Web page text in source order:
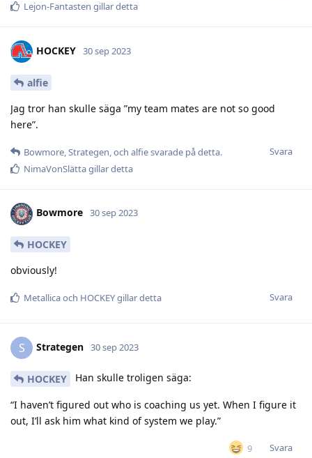
Lejon-Fantasten gillar detta
HOCKEY 30 sep 2023
alfie
Jag tror han skulle säga ”my team mates are not so good
here”.
Svara
Bowmore Strategen , och alfiesvarade på detta.
NimaVonSlättagillar detta
Bowmore 30 sep 2023
HOCKEY
obviously!
Svara
Metallicaoch HOCKEYgillar detta
S Strategen 30 sep 2023
HOCKEY Han skulle troligen säga:
“I haven’t figured out who is coaching us yet. When I figure it
out, I’ll ask him what kind of system we play.”
9 Svara